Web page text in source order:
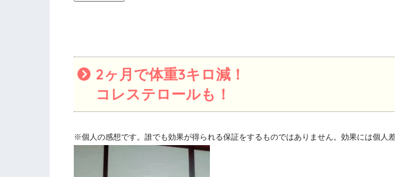
2ヶ月で体重3キロ減！
コレステロールも！
※個人の感想です。誰でも効果が得られる保証をするものではありません。効果には個人差